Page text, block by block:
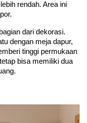
rendah. Area ini
dari dekorasi.
dengan meja dapur,
tinggi permukaan
bisa memiliki dua